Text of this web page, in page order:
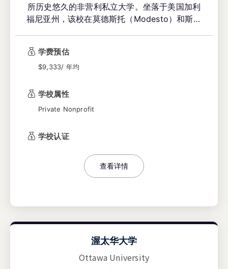
所历史悠久的非营利私立大学。坐落于美国加利
福尼亚州，该校在莫德斯托（Modesto）和斯托
质量的教学指导和卓越的成长环境，培养了大量
商业、法学和教育领域的专业人才，成为加州高
学费预估
$9,333/ 年均
学校属性
Private Nonprofit
学校认证
查看详情
渥太华大学
Ottawa University